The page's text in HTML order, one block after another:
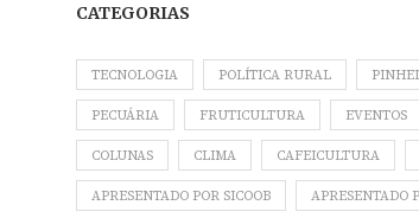
CATEGORIAS
TECNOLOGIA POLÍTICA RURAL
PECUÁRIA FRUTICULTURA EVENTOS
COLUNAS CLIMA CAFEICULTURA
APRESENTADO POR SICOOB APRESENTADO